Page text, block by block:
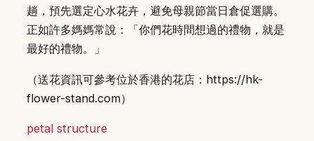
趟，預先選定心水花卉，避免母親節當日倉促選購。
正如許多媽媽常說：「你們花時間想過的禮物，就是
最好的禮物。」
（送花資訊可參考位於香港的花店：https://hk-
flower-stand.com）
petal structure